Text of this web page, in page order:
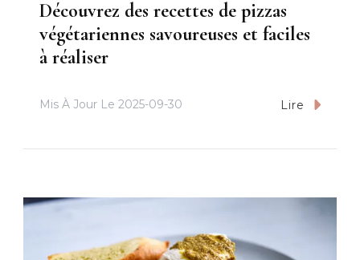
Découvrez des recettes de pizzas
végétariennes savoureuses et faciles
à réaliser
Mis À Jour Le 2025-09-30 Lire